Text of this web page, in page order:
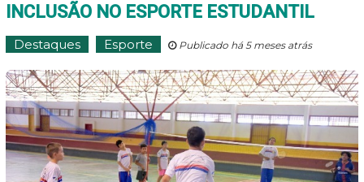
INCLUSÃO NO ESPORTE ESTUDANTIL
Destaques Esporte Publicado há 5 meses atrás